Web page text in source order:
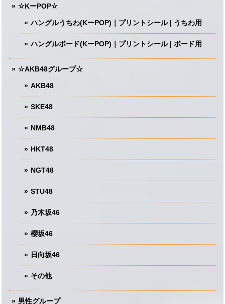
☆KーPOP☆
ハングルうちわ(KーPOP)｜プリントシール | うちわ用
ハングルボード(KーPOP)｜プリントシール | ボード用
☆AKB48グループ☆
AKB48
SKE48
NMB48
HKT48
NGT48
STU48
乃木坂46
櫻坂46
日向坂46
その他
男性グループ